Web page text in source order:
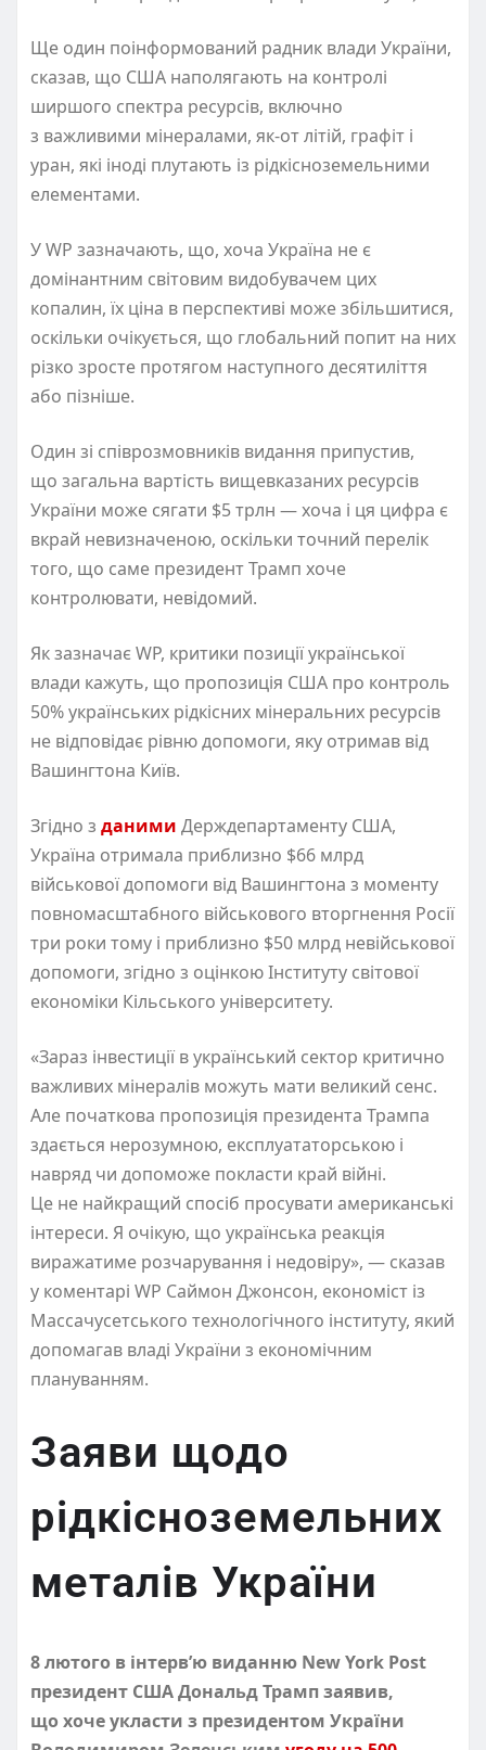
Ще один поінформований радник влади України,
сказав, що США наполягають на контролі
ширшого спектра ресурсів, включно
з важливими мінералами, як-от літій, графіт і
уран, які іноді плутають із рідкісноземельними
елементами.
УWP зазначають, що, хоча Україна не є
домінантним світовим видобувачем цих
копалин, їх ціна в перспективі може збільшитися,
оскільки очікується, що глобальний попит на них
різко зросте протягом наступного десятиліття
або пізніше.
Один зі співрозмовників видання припустив,
що загальна вартість вищевказаних ресурсів
України може сягати $5 трлн — хоча і ця цифра є
вкрай невизначеною, оскільки точний перелік
того, що саме президентТрамп хоче
контролювати, невідомий.
Як зазначає WP, критики позиції української
влади кажуть, що пропозиція США про контроль
50%українських рідкісних мінеральних ресурсів
не відповідає рівню допомоги, яку отримав від
Вашингтона Київ.
Згідно з даними Держдепартаменту США,
Україна отримала приблизно $66 млрд
військової допомоги від Вашингтона з моменту
повномасштабного військового вторгнення Росії
три роки тому і приблизно $50 млрд невійськової
допомоги, згідно з оцінкою Інституту світової
економіки Кільського університету.
«Зараз інвестиції в український сектор критично
важливих мінералів можуть мати великий сенс.
Але початкова пропозиція президента Трампа
здається нерозумною, експлуататорською і
навряд чи допоможе покласти край війні.
Це не найкращий спосіб просувати американські
інтереси. Я очікую, що українська реакція
виражатиме розчарування і недовіру», — сказав
у коментарі WP Саймон Джонсон, економіст із
Массачусетського технологічного інституту, який
допомагав владі України з економічним
плануванням.
Заяви щодо
рідкісноземельних
металів України
8 лютого в інтерв’ю виданню New York Post
президент США Дональд Трамп заявив,
що хоче укласти з президентом України